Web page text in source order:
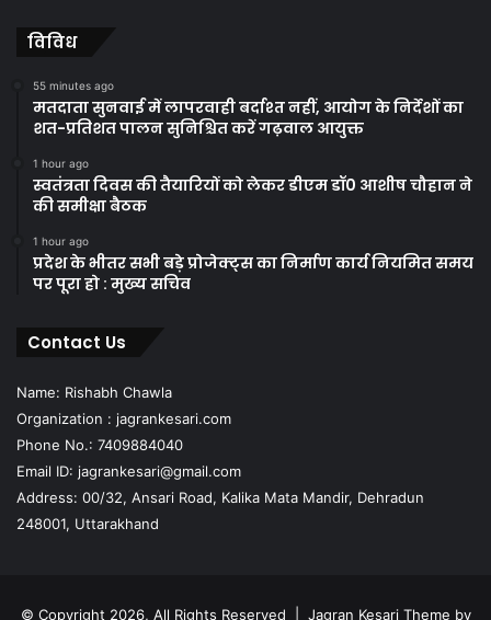
विविध
55 minutes ago
मतदाता सुनवाई में लापरवाही बर्दाश्त नहीं, आयोग के निर्देशों का
शत-प्रतिशत पालन सुनिश्चित करें गढ़वाल आयुक्त
1 hour ago
स्वतंत्रता दिवस की तैयारियों को लेकर डीएम डॉ0 आशीष चौहान ने
की समीक्षा बैठक
1 hour ago
प्रदेश के भीतर सभी बड़े प्रोजेक्ट्स का निर्माण कार्य नियमित समय
पर पूरा हो : मुख्य सचिव
Contact Us
Name: Rishabh Chawla
Organization : jagrankesari.com
Phone No.: 7409884040
Email ID: jagrankesari@gmail.com
Address: 00/32, Ansari Road, Kalika Mata Mandir, Dehradun
248001, Uttarakhand
© Copyright 2026, All Rights Reserved | Jagran Kesari Theme by